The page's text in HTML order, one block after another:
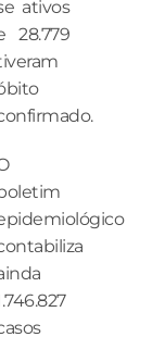
ativos
28.779